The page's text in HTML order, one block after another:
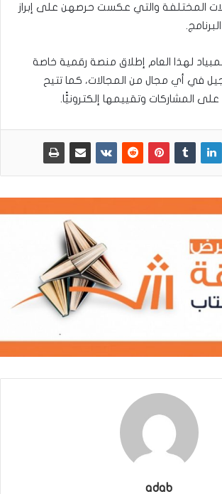
المختلفة والتي عكست حرصهن على إبراز
لهذا العام إطلاق منصة رقمية خاصة
في أي مجال من المجالات، كما تتيح
المشاركات وتقييمها إلكترونيًّا.
adab